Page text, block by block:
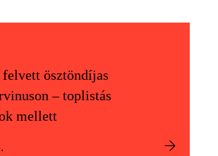
ösztöndíjas
– toplistás
mellett